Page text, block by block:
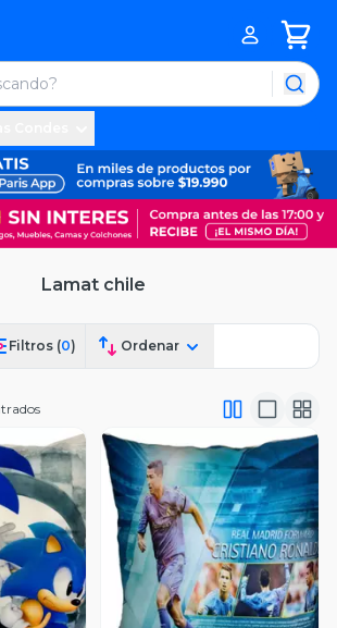
Lamat chile
Filtros (0) Ordenar